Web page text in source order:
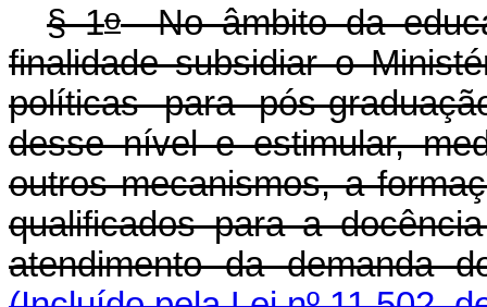
§ 1oNo âmbito da
finalidade subsidiar o
políticas para pós-
desse nível e estimular,
outros mecanismos, a
qualificados para a
atendimento da